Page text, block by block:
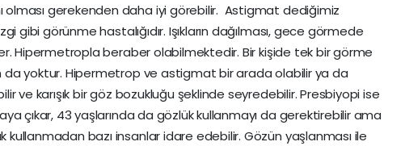
olması gerekenden daha iyi görebilir. Astigmat dediğimiz
gibi görünme hastalığıdır. Işıkların dağılması, gece görmede
Hipermetropla beraber olabilmektedir. Bir kişide tek bir görme
da yoktur. Hipermetrop ve astigmat bir arada olabilir ya da
ve karışık bir göz bozukluğu şeklinde seyredebilir. Presbiyopi ise
çıkar, 43 yaşlarında da gözlük kullanmayı da gerektirebilir ama
kullanmadan bazı insanlar idare edebilir. Gözün yaşlanması ile